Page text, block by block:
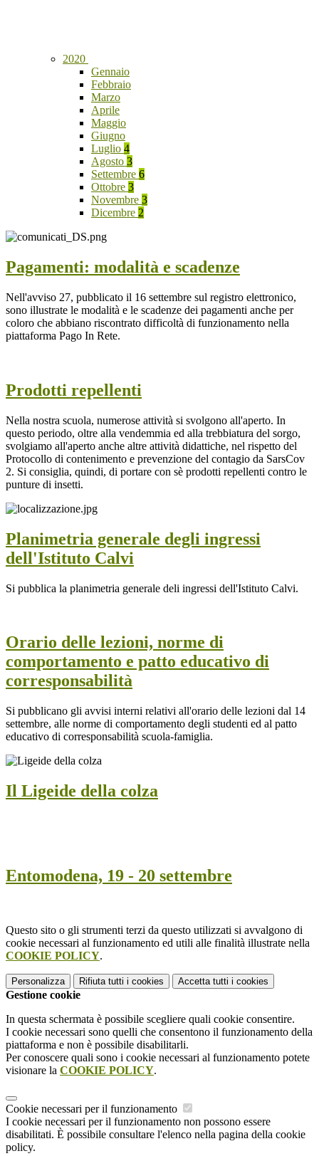
2020
Gennaio
Febbraio
Marzo
Aprile
Maggio
Giugno
Luglio 4
Agosto 3
Settembre 6
Ottobre 3
Novembre 3
Dicembre 2
Pagamenti: modalità e scadenze
Nell'avviso 27, pubblicato il 16 settembre sul registro elettronico,
sono illustrate le modalità e le scadenze dei pagamenti anche per
coloro che abbiano riscontrato difficoltà di funzionamento nella
piattaforma Pago In Rete.
Prodotti repellenti
Nella nostra scuola, numerose attività si svolgono all'aperto. In
questo periodo, oltre alla vendemmia ed alla trebbiatura del sorgo,
svolgiamo all'aperto anche altre attività didattiche, nel rispetto del
Protocollo di contenimento e prevenzione del contagio da SarsCov
2. Si consiglia, quindi, di portare con sè prodotti repellenti contro le
punture di insetti.
Planimetria generale degli ingressi
dell'Istituto Calvi
Si pubblica la planimetria generale deli ingressi dell'Istituto Calvi.
Orario delle lezioni, norme di
comportamento e patto educativo di
corresponsabilità
Si pubblicano gli avvisi interni relativi all'orario delle lezioni dal 14
settembre, alle norme di comportamento degli studenti ed al patto
educativo di corresponsabilità scuola-famiglia.
Il Ligeide della colza
Entomodena, 19 - 20 settembre
Questo sito o gli strumenti terzi da questo utilizzati si avvalgono di
cookie necessari al funzionamento ed utili alle finalità illustrate nella
COOKIE POLICY.
Personalizza Rifiuta tutti i cookies Accetta tutti i cookies
Gestione cookie
In questa schermata è possibile scegliere quali cookie consentire.
I cookie necessari sono quelli che consentono il funzionamento della
piattaforma e non è possibile disabilitarli.
Per conoscere quali sono i cookie necessari al funzionamento potete
visionare la COOKIE POLICY.
Cookie necessari per il funzionamento
I cookie necessari per il funzionamento non possono essere
disabilitati. È possibile consultare l'elenco nella pagina della cookie
policy.